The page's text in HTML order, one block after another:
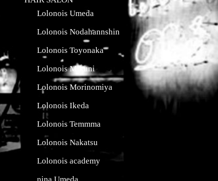
Lolonois Umeda
Lolonois Nodahannshin
Lolonois Toyonaka
Lolonois Mikuni
Lolonois Morinomiya
Lolonois Ikeda
Lolonois Temmma
Lolonois Nakatsu
Lolonois academy
nina Umeda